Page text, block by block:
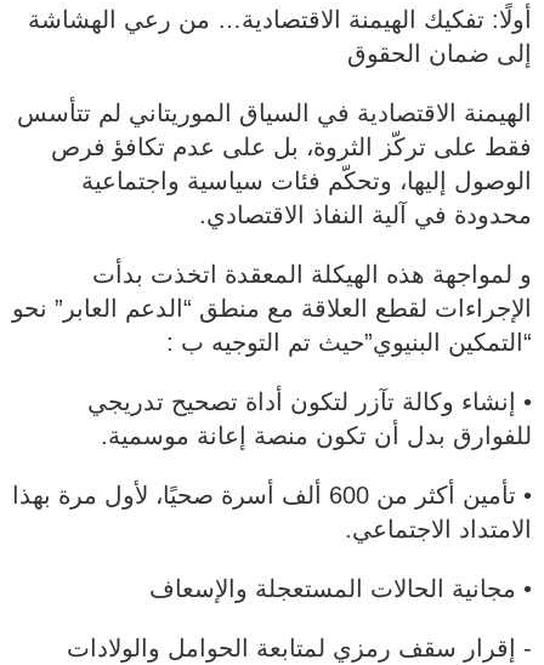
أولًا: تفكيك الهيمنة الاقتصادية… من رعي الهشاشة
إلى ضمان الحقوق
الهيمنة الاقتصادية في السياق الموريتاني لم تتأسس
فقط على تركّز الثروة، بل على عدم تكافؤ فرص
الوصول إليها، وتحكّم فئات سياسية واجتماعية
محدودة في آلية النفاذ الاقتصادي.
و لمواجهة هذه الهيكلة المعقدة اتخذت بدأت
الإجراءات لقطع العلاقة مع منطق “الدعم العابر” نحو
“التمكين البنيوي”حيث تم التوجيه ب :
• إنشاء وكالة تآزر لتكون أداة تصحيح تدريجي
للفوارق بدل أن تكون منصة إعانة موسمية.
• تأمين أكثر من 600 ألف أسرة صحيًا، لأول مرة بهذا
الامتداد الاجتماعي.
• مجانية الحالات المستعجلة والإسعاف
- إقرار سقف رمزي لمتابعة الحوامل والولادات